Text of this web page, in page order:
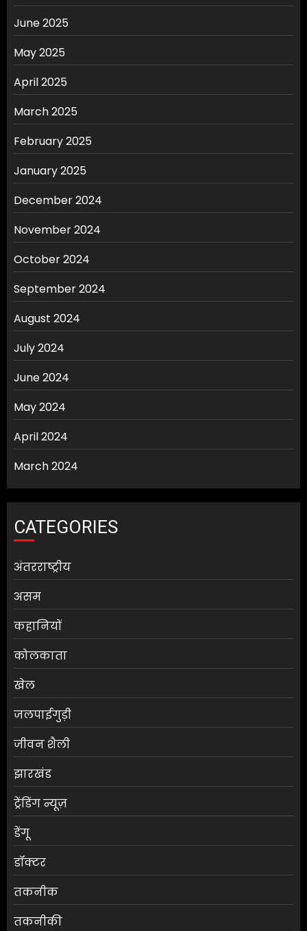
June 2025
May 2025
April 2025
March 2025
February 2025
January 2025
December 2024
November 2024
October 2024
September 2024
August 2024
July 2024
June 2024
May 2024
April 2024
March 2024
CATEGORIES
अंतरराष्ट्रीय
असम
कहानियों
कोलकाता
खेल
जलपाईगुड़ी
जीवन शैली
झारखंड
ट्रेंडिंग न्यूज़
डेंगू
डॉक्टर
तकनीक
तकनीकी